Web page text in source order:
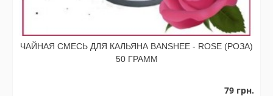
ЧАЙНАЯ СМЕСЬ ДЛЯ КАЛЬЯНА BANSHEE - ROSE (РОЗА)
50 ГРАММ
79 грн.